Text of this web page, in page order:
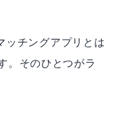
ッチングアプリとは
。そのひとつがラ